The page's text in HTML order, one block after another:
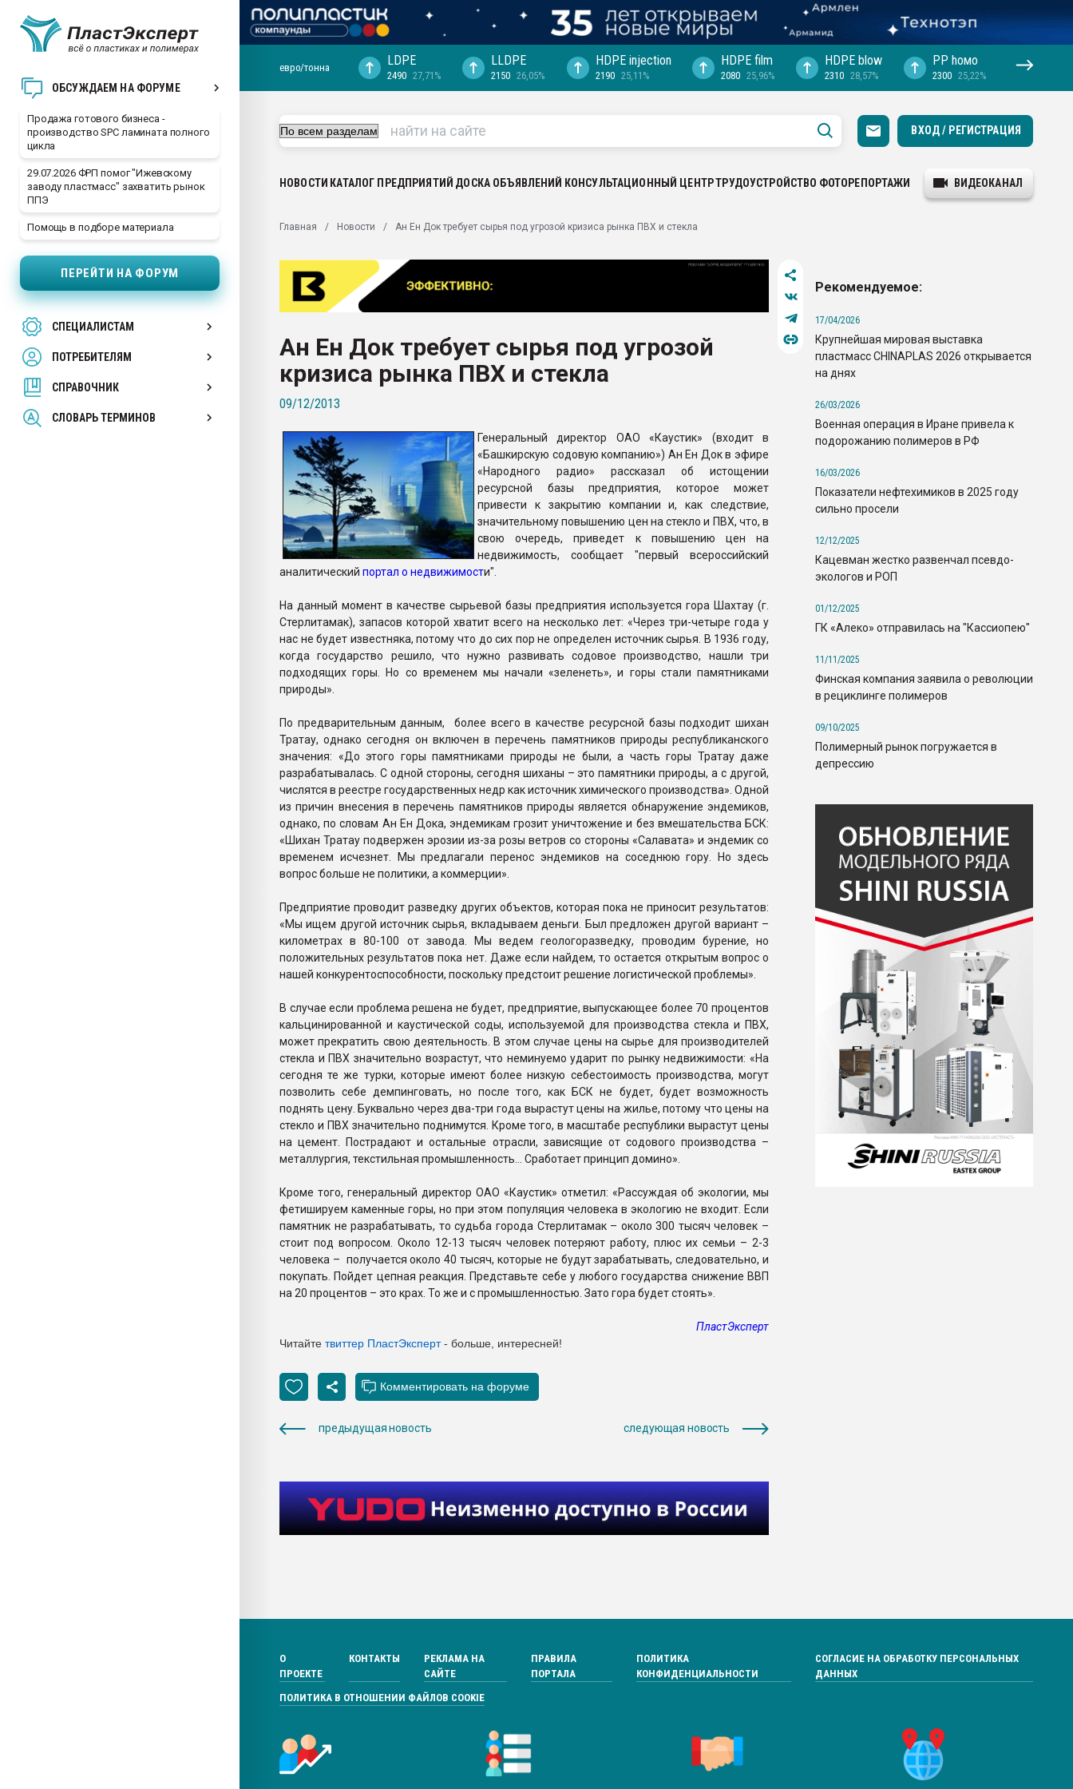
ОБСУЖДАЕМ НА ФОРУМЕ
Продажа готового бизнеса -
производство SPC ламината полного
цикла
29.07.2026 ФРП помог "Ижевскому
заводу пластмасс" захватить рынок
ППЭ
Помощь в подборе материала
ПЕРЕЙТИ НА ФОРУМ
СПЕЦИАЛИСТАМ
ПОТРЕБИТЕЛЯМ
СПРАВОЧНИК
СЛОВАРЬ ТЕРМИНОВ
28.07.2026 "Технониколь" довольна
Всё, что касается выдува ПЭТ
Материал поверхности пуансона для
Продам отходы Композиция
поликарбоната и АБС-пластика
Armaloy PC/ABS-1IM черный цвет
Профильная литература. Продажа,
покупка, обмен
евро/тонна LDPE
2490 27,71%
LLDPE
2150 26,05%
HDPE injection
2190 25,11%
HDPE film
2080 25,96%
HDPE blow
2310 28,57%
PP hомо
2300 25,22%
ВХОД / РЕГИСТРАЦИЯ
НОВОСТИ КАТАЛОГ ПРЕДПРИЯТИЙ ДОСКА ОБЪЯВЛЕНИЙ КОНСУЛЬТАЦИОННЫЙ ЦЕНТРТРУДОУСТРОЙСТВО ФОТОРЕПОРТАЖИ ВИДЕОКАНАЛ
Главная Новости Ан Ен Док требует сырья под угрозой кризиса рынка ПВХ и стекла
Ан Ен Док требует сырья под угрозой
кризиса рынка ПВХ и стекла
09/12/2013
Генеральный директор ОАО «Каустик» (входит в
«Башкирскую содовую компанию») Ан Ен Док в эфире
«Народного радио» рассказал об истощении
ресурсной базы предприятия, которое может
привести к закрытию компании и, как следствие,
значительному повышению цен на стекло и ПВХ, что, в
свою очередь, приведет к повышению цен на
недвижимость, сообщает "первый всероссийский
аналитический портал о недвижимости".
На данный момент в качестве сырьевой базы предприятия используется гора Шахтау (г.
Стерлитамак), запасов которой хватит всего на несколько лет: «Через три-четыре года у
нас не будет известняка, потому что до сих пор не определен источник сырья. В 1936 году,
когда государство решило, что нужно развивать содовое производство, нашли три
подходящих горы. Но со временем мы начали «зеленеть», и горы стали памятниками
природы».
По предварительным данным, более всего в качестве ресурсной базы подходит шихан
Тратау, однако сегодня он включен в перечень памятников природы республиканского
значения: «До этого горы памятниками природы не были, а часть горы Тратау даже
разрабатывалась. С одной стороны, сегодня шиханы – это памятники природы, а с другой,
числятся в реестре государственных недр как источник химического производства». Одной
из причин внесения в перечень памятников природы является обнаружение эндемиков,
однако, по словам Ан Ен Дока, эндемикам грозит уничтожение и без вмешательства БСК:
«Шихан Тратау подвержен эрозии из-за розы ветров со стороны «Салавата» и эндемик со
временем исчезнет. Мы предлагали перенос эндемиков на соседнюю гору. Но здесь
вопрос больше не политики, а коммерции».
Предприятие проводит разведку других объектов, которая пока не приносит результатов:
«Мы ищем другой источник сырья, вкладываем деньги. Был предложен другой вариант –
километрах в 80-100 от завода. Мы ведем геологоразведку, проводим бурение, но
положительных результатов пока нет. Даже если найдем, то остается открытым вопрос о
нашей конкурентоспособности, поскольку предстоит решение логистической проблемы».
В случае если проблема решена не будет, предприятие, выпускающее более 70 процентов
кальцинированной и каустической соды, используемой для производства стекла и ПВХ,
может прекратить свою деятельность. В этом случае цены на сырье для производителей
стекла и ПВХ значительно возрастут, что неминуемо ударит по рынку недвижимости: «На
сегодня те же турки, которые имеют более низкую себестоимость производства, могут
позволить себе демпинговать, но после того, как БСК не будет, будет возможность
поднять цену. Буквально через два-три года вырастут цены на жилье, потому что цены на
стекло и ПВХ значительно поднимутся. Кроме того, в масштабе республики вырастут цены
на цемент. Пострадают и остальные отрасли, зависящие от содового производства –
металлургия, текстильная промышленность… Сработает принцип домино».
Кроме того, генеральный директор ОАО «Каустик» отметил: «Рассуждая об экологии, мы
фетишируем каменные горы, но при этом популяция человека в экологию не входит. Если
памятник не разрабатывать, то судьба города Стерлитамак – около 300 тысяч человек –
стоит под вопросом. Около 12-13 тысяч человек потеряют работу, плюс их семьи – 2-3
человека – получается около 40 тысяч, которые не будут зарабатывать, следовательно, и
покупать. Пойдет цепная реакция. Представьте себе у любого государства снижение ВВП
на 20 процентов – это крах. То же и с промышленностью. Зато гора будет стоять».
ПластЭксперт
Читайте твиттер ПластЭксперт- больше, интересней!
предыдущая новость следующая новость
Рекомендуемое:
17/04/2026
Крупнейшая мировая выставка
пластмасс CHINAPLAS 2026 открывается
на днях
26/03/2026
Военная операция в Иране привела к
подорожанию полимеров в РФ
16/03/2026
Показатели нефтехимиков в 2025 году
сильно просели
12/12/2025
Кацевман жестко развенчал псевдо-
экологов и РОП
01/12/2025
ГК «Алеко» отправилась на "Кассиопею"
11/11/2025
Финская компания заявила о революции
в рециклинге полимеров
09/10/2025
Полимерный рынок погружается в
депрессию
О
ПРОЕКТЕ
КОНТАКТЫ
РЕКЛАМА НА
САЙТЕ
ПРАВИЛА
ПОРТАЛА
ПОЛИТИКА
КОНФИДЕНЦИАЛЬНОСТИ
СОГЛАСИЕ НА ОБРАБОТКУ ПЕРСОНАЛЬНЫХ
ДАННЫХ
ПОЛИТИКА В ОТНОШЕНИИ ФАЙЛОВ COOKIE